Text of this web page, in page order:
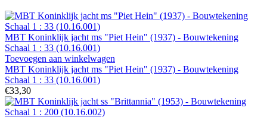
MBT Koninklijk jacht ms "Piet Hein" (1937) - Bouwtekening
Schaal 1 : 33 (10.16.001)
Toevoegen aan winkelwagen
MBT Koninklijk jacht ms "Piet Hein" (1937) - Bouwtekening
Schaal 1 : 33 (10.16.001)
€33,30